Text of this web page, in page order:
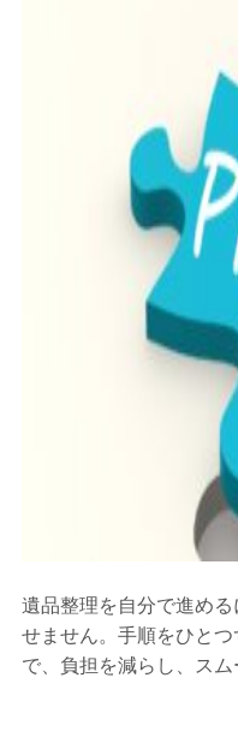
遺品整理を自分で進め
せません。手順をひと
で、負担を減らし、スム